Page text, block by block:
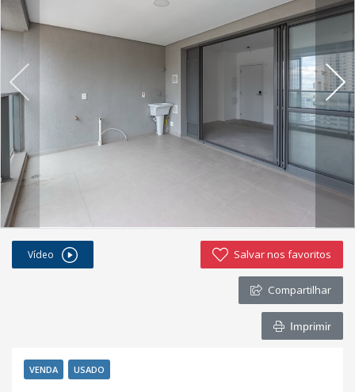
Vídeo Salvar nos favoritos
Compartilhar
Imprimir
VENDA USADO